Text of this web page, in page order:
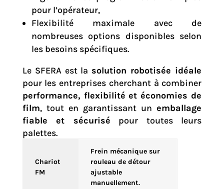
pour l’opérateur,
Flexibilité maximale avec de
nombreuses options disponibles selon
les besoins spécifiques.
Le SFERA est la solution robotisée idéale
pour les entreprises cherchant à combiner
performance, flexibilité et économies de
film, tout en garantissant unemballage
fiable et sécurisé pour toutes leurs
palettes.
Chariot
FM
Frein mécanique sur
rouleau de détour
ajustable
manuellement.